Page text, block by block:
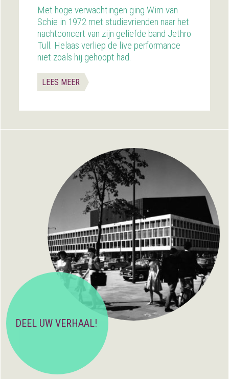
Met hoge verwachtingen ging Wim van
Schie in 1972 met studievrienden naar het
nachtconcert van zijn geliefde band Jethro
Tull. Helaas verliep de live performance
niet zoals hij gehoopt had.
LEES MEER
DEEL UW VERHAAL!